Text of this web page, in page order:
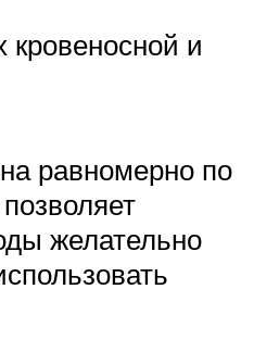
и
равномерно по
желательно